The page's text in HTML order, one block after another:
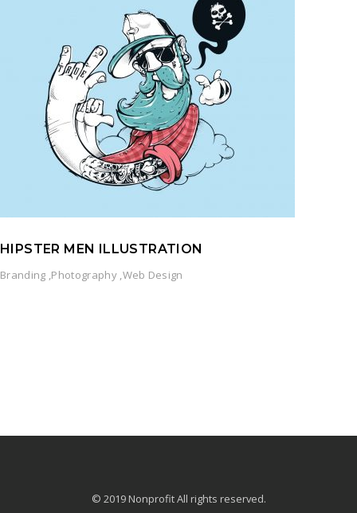
HIPSTER MEN ILLUSTRATION
Branding ,Photography,Web Design
© 2019 Nonprofit All rights reserved.